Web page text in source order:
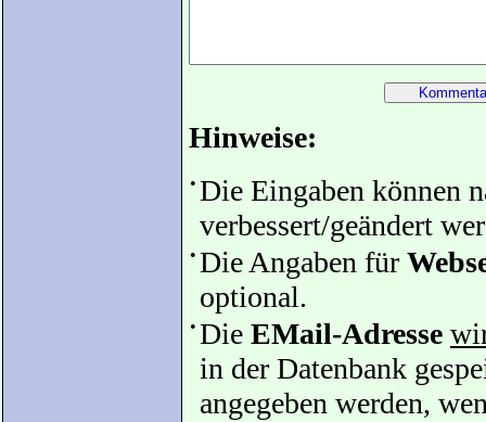
Hinweise:
• Die Eingaben können
verbessert/geändert
• Die Angaben für
optional.
• Die EMail-Adresse
in der Datenbank
angegeben werden,